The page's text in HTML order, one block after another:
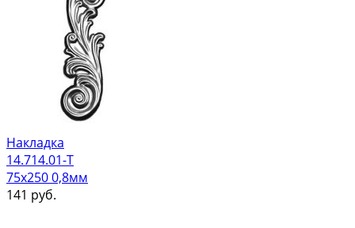
Накладка
14.714.01-Т
75х250 0,8мм
141 руб.